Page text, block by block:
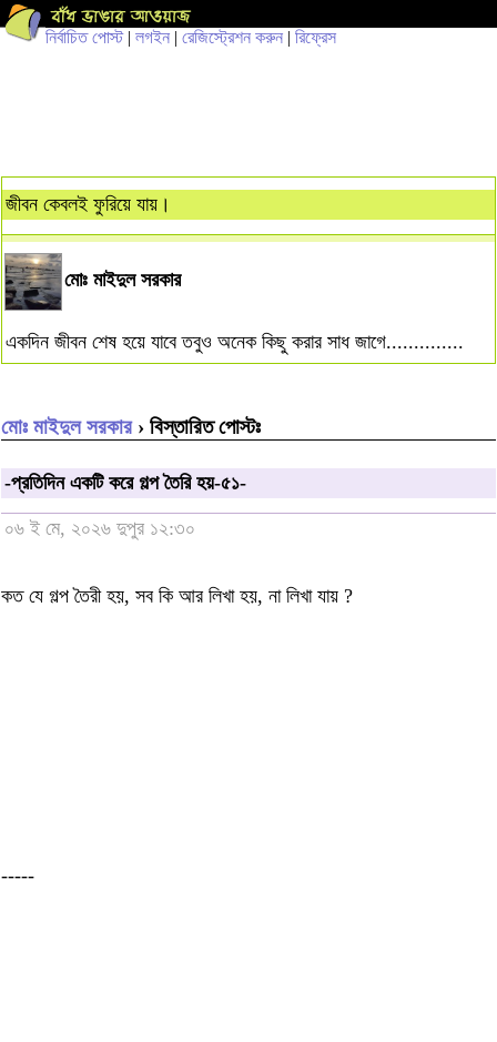
নির্বাচিত পোস্ট| লগইন | রেজিস্ট্রেশন করুন | রিফ্রেস
জীবন কেবলই ফুরিয়ে যায়।
মোঃ মাইদুল সরকার
একদিন জীবন শেষ হয়ে যাবে তবুও অনেক কিছু করার সাধ জাগে..............
মোঃ মাইদুল সরকার› বিস্তারিত পোস্টঃ
-প্রতিদিন একটি করে গল্প তৈরি হয়-৫১-
০৬ ই মে, ২০২৬ দুপুর ১২:৩০
কত যে গল্প তৈরী হয়, সব কি আর লিখা হয়, না লিখা যায় ?
-----